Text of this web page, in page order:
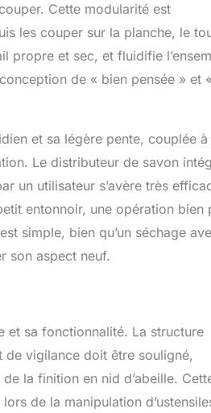
Cette modularité est
les couper sur la planche, le
propre et sec, et fluidifie
de « bien pensée » et
et sa légère pente, couplée à
Le distributeur de savon
un utilisateur s’avère très
entonnoir, une opération bien
simple, bien qu’un séchage
son aspect neuf.
et sa fonctionnalité. La structure
de vigilance doit être souligné,
la finition en nid d’abeille.
de la manipulation